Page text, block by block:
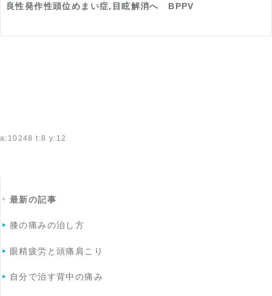
良性発作性頭位めまい症,目眩解消へ BPPV
a:10248 t:8 y:12
最新の記事
膝の痛みの治し方
眼精疲労と頭痛肩こり
自分で治す背中の痛み